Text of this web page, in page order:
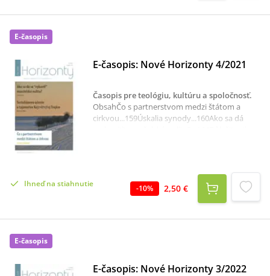
svetový deň chudobných...101
E-časopis
E-časopis: Nové Horizonty 4/2021
Časopis pre teológiu, kultúru a spoločnosť.
ObsahČo s partnerstvom medzi štátom a
cirkvou...159Úskalia synody...160Ako sa dá
význam pre štát a jednotlivca...188 Katolícka
cirkev sa nemôže vzdať úlohy trestať...190
Halloween...191 O holubovi na streche a o
Ihneď na stiahnutie -10% 2,50 €
E-časopis
E-časopis: Nové Horizonty 3/2022